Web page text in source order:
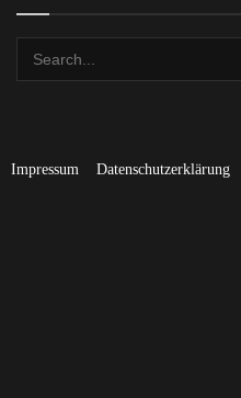
Impressum Datenschutzerklärung